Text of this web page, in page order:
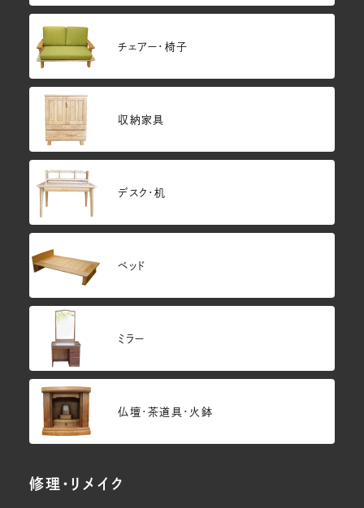
チェアー・椅子
収納家具
デスク・机
ベッド
ミラー
仏壇･茶道具・火鉢
修理・リメイク